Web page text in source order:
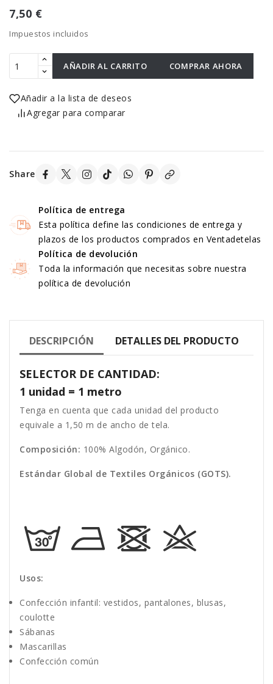
7,50 €
Impuestos incluidos
AÑADIR AL CARRITO COMPRAR AHORA
Añadir a la lista de deseos
Agregar para comparar
Share
Política de entrega
Esta política define las condiciones de entrega y
plazos de los productos comprados en Ventadetelas
Política de devolución
Toda la información que necesitas sobre nuestra
política de devolución
DESCRIPCIÓN DETALLES DEL PRODUCTO
SELECTOR DE CANTIDAD:
1 unidad = 1 metro
Tenga en cuenta que cada unidad del producto
equivale a 1,50 m de ancho de tela.
Composición: 100% Algodón, Orgánico.
Estándar Global de Textiles Orgánicos (GOTS).
Usos:
Confección infantil: vestidos, pantalones, blusas,
coulotte
Sábanas
Mascarillas
Confección común